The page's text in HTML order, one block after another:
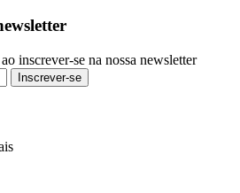
inscrever-se na nossa newsletter
Inscrever-se